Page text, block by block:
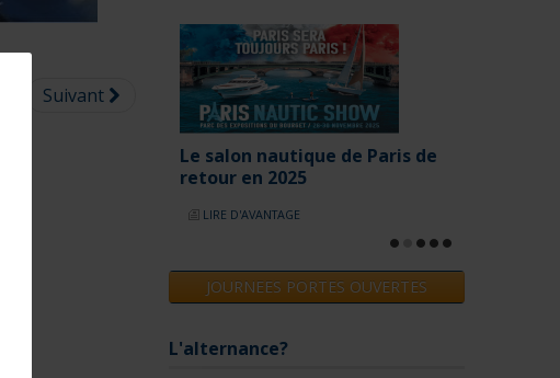
Suivant
Le salon nautique de Paris de
retour en 2025
LIRE D'AVANTAGE
JOURNEES PORTES OUVERTES
L'alternance?